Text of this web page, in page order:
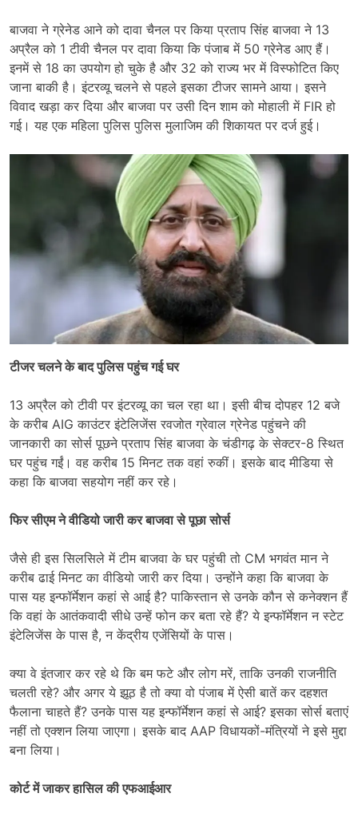
बाजवा ने ग्रेनेड आने को दावा चैनल पर किया प्रताप सिंह बाजवा ने 13
अप्रैल को 1 टीवी चैनल पर दावा किया कि पंजाब में 50 ग्रेनेड आए हैं।
इनमें से 18 का उपयोग हो चुके है और 32 को राज्य भर में विस्फोटित किए
जाना बाकी है। इंटरव्यू चलने से पहले इसका टीजर सामने आया। इसने
विवाद खड़ा कर दिया और बाजवा पर उसी दिन शाम को मोहाली में FIR हो
गई। यह एक महिला पुलिस पुलिस मुलाजिम की शिकायत पर दर्ज हुई।
टीजर चलने के बाद पुलिस पहुंच गई घर
13 अप्रैल को टीवी पर इंटरव्यू का चल रहा था। इसी बीच दोपहर 12 बजे
के करीब AIG काउंटर इंटेलिजेंस रवजोत ग्रेवाल ग्रेनेड पहुंचने की
जानकारी का सोर्स पूछने प्रताप सिंह बाजवा के चंडीगढ़ के सेक्टर-8 स्थित
घर पहुंच गईं। वह करीब 15 मिनट तक वहां रुकीं। इसके बाद मीडिया से
कहा कि बाजवा सहयोग नहीं कर रहे।
फिर सीएम ने वीडियो जारी कर बाजवा से पूछा सोर्स
जैसे ही इस सिलसिले में टीम बाजवा के घर पहुंची तो CM भगवंत मान ने
करीब ढाई मिनट का वीडियो जारी कर दिया। उन्होंने कहा कि बाजवा के
पास यह इन्फॉर्मेशन कहां से आई है? पाकिस्तान से उनके कौन से कनेक्शन हैं
कि वहां के आतंकवादी सीधे उन्हें फोन कर बता रहे हैं? ये इन्फॉर्मेशन न स्टेट
इंटेलिजेंस के पास है, न केंद्रीय एजेंसियों के पास।
क्या वे इंतजार कर रहे थे कि बम फटे और लोग मरें, ताकि उनकी राजनीति
चलती रहे? और अगर ये झूठ है तो क्या वो पंजाब में ऐसी बातें कर दहशत
फैलाना चाहते हैं? उनके पास यह इन्फॉर्मेशन कहां से आई? इसका सोर्स बताएं
नहीं तो एक्शन लिया जाएगा। इसके बाद AAP विधायकों-मंत्रियों ने इसे मुद्दा
बना लिया।
कोर्ट में जाकर हासिल की एफआईआर